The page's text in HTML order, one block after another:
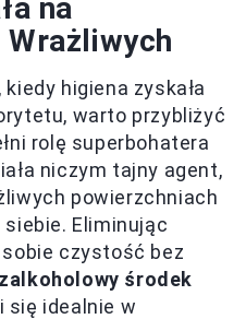
na
higiena zyskała
warto przybliżyć
rolę superbohatera
niczym tajny agent,
powierzchniach
Eliminując
czystość bez
środek
się idealnie w